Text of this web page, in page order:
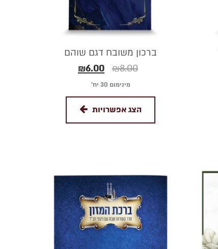
ברכון משובח דגם שוהם
₪8.00
₪6.00
מינימום 30 יח׳
הצג אפשרויות